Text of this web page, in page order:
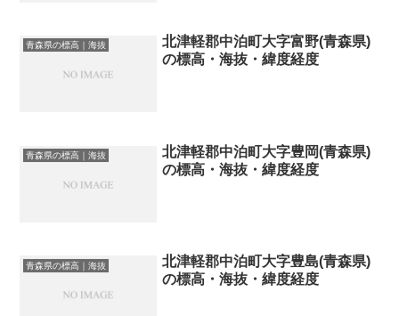
青森県の標高｜海抜
北津軽郡中泊町大字富野(青森県)
の標高・海抜・緯度経度
青森県の標高｜海抜
北津軽郡中泊町大字豊岡(青森県)
の標高・海抜・緯度経度
青森県の標高｜海抜
北津軽郡中泊町大字豊島(青森県)
の標高・海抜・緯度経度